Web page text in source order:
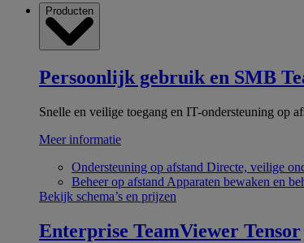
Producten
Persoonlijk gebruik en SMB
Snelle en veilige toegang en IT-ondersteuning op
Meer informatie
Ondersteuning op afstand Directe, veilige
Beheer op afstand Apparaten bewaken en
Bekijk schema’s en prijzen
Enterprise TeamViewer Tensor